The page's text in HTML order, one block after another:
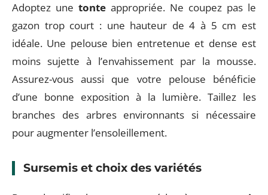
Adoptez une tonte appropriée. Ne coupez pas le
gazon trop court : une hauteur de 4 à 5 cm est
idéale. Une pelouse bien entretenue et dense est
moins sujette à l’envahissement par la mousse.
Assurez-vous aussi que votre pelouse bénéficie
d’une bonne exposition à la lumière. Taillez les
branches des arbres environnants si nécessaire
pour augmenter l’ensoleillement.
Sursemis et choix des variétés